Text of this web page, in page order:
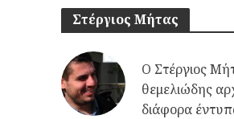
Στέργιος Μήτας
Ο Στέργιος
θεμελιώδης
διάφορα